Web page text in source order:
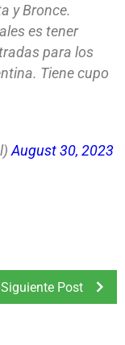
y Bronce.
es tener
para los
Tiene cupo
August 30, 2023
Siguiente Post